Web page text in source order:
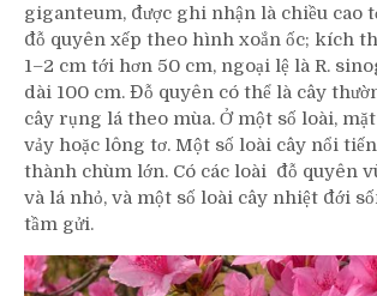
giganteum, được ghi nhận là chiều cao
đỗ quyên xếp theo hình xoắn ốc; kích
1–2 cm tới hơn 50 cm, ngoại lệ là R.
dài 100 cm. Đỗ quyên có thể là cây
cây rụng lá theo mùa. Ở một số loài,
vảy hoặc lông tơ. Một số loài cây nổi
thành chùm lớn. Có các loài đỗ quyên
và lá nhỏ, và một số loài cây nhiệt đới
tầm gửi.